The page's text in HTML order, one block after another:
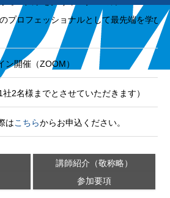
プロフェッショナルとして最先端を学び
ン開催（ZOOM）
2名様までとさせていただきます）
はこちらからお申込ください。
講師紹介（敬称略）
参加要項